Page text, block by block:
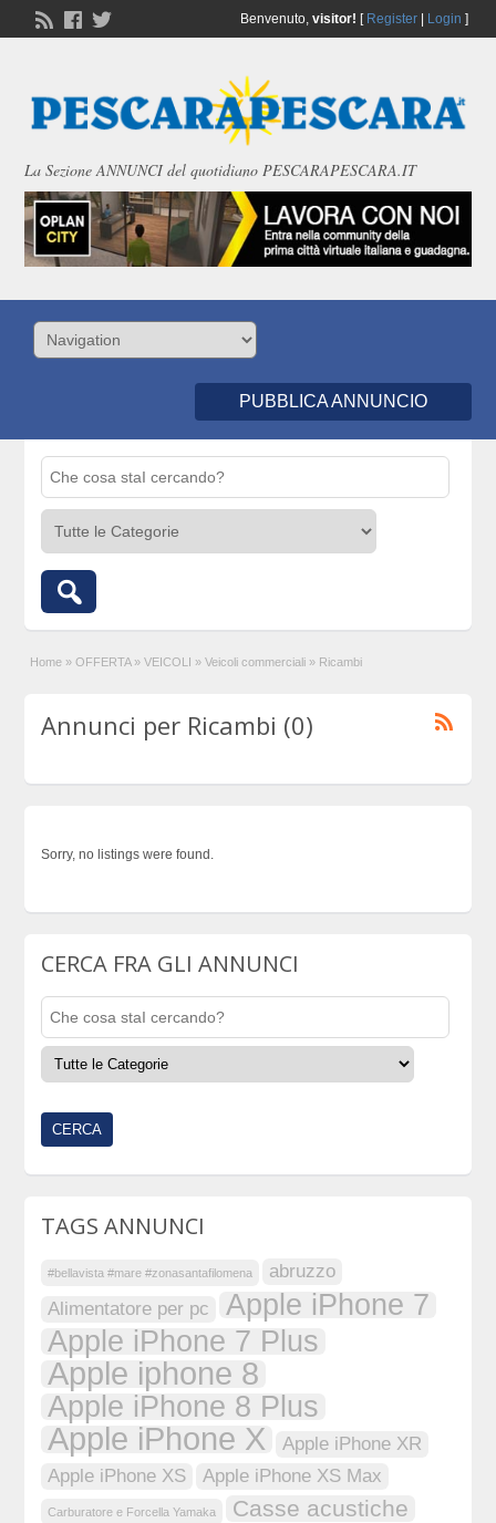
Benvenuto, visitor! [ Register| Login ]
La Sezione ANNUNCI del quotidiano PESCARAPESCARA.IT
PUBBLICA ANNUNCIO
Home » OFFERTA » VEICOLI » Veicoli commerciali » Ricambi
Annunci per Ricambi (0)
Sorry, no listings were found.
CERCA FRA GLI ANNUNCI
TAGS ANNUNCI
#bellavista #mare #zonasantafilomena
abruzzo
Alimentatore per pc
Apple iPhone 7
Apple iPhone 7 Plus
Apple iphone 8
Apple iPhone 8 Plus
Apple iPhone X
Apple iPhone XR
Apple iPhone XS
Apple iPhone XS Max
Carburatore e Forcella Yamaka
Casse acustiche